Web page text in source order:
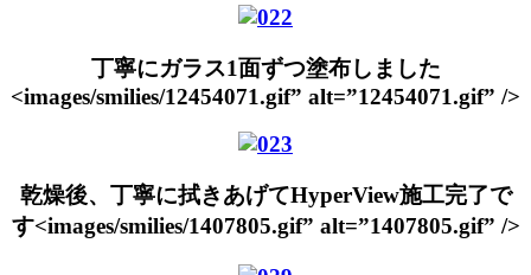
丁寧にガラス1面ずつ塗布しました
<images/smilies/12454071.gif” alt=”12454071.gif” />
乾燥後、丁寧に拭きあげてHyperView施工完了で
す<images/smilies/1407805.gif” alt=”1407805.gif” />